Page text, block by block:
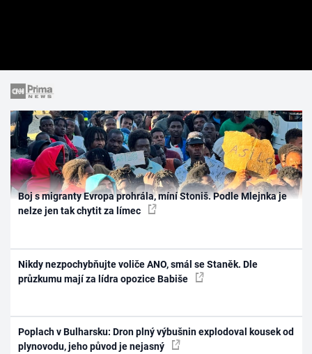
Boj s migranty Evropa prohrála, míní Stoniš. Podle Mlejnka je
nelze jen tak chytit za límec
Nikdy nezpochybňujte voliče ANO, smál se Staněk. Dle
průzkumu mají za lídra opozice Babiše
Poplach v Bulharsku: Dron plný výbušnin explodoval kousek od
plynovodu, jeho původ je nejasný